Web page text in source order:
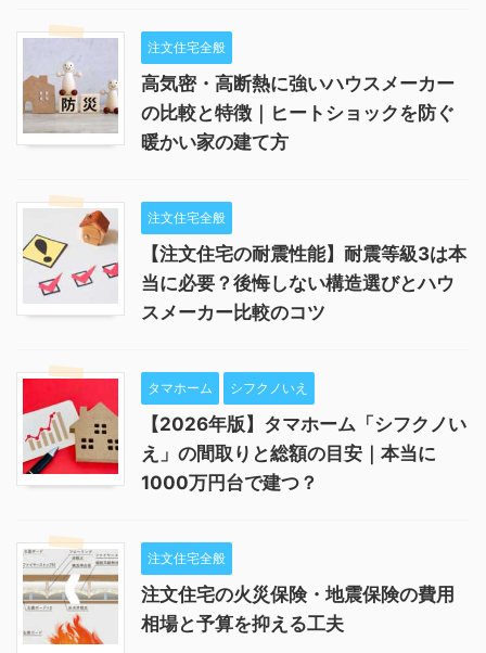
注文住宅全般
高気密・高断熱に強いハウスメーカー
の比較と特徴｜ヒートショックを防ぐ
暖かい家の建て方
注文住宅全般
【注文住宅の耐震性能】耐震等級3は本
当に必要？後悔しない構造選びとハウ
スメーカー比較のコツ
タマホーム シフクノいえ
【2026年版】タマホーム「シフクノい
え」の間取りと総額の目安｜本当に
1000万円台で建つ？
注文住宅全般
注文住宅の火災保険・地震保険の費用
相場と予算を抑える工夫